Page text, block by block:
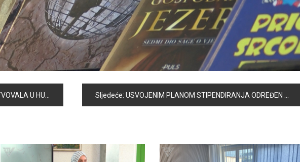
BOSNE ZA DJECU GAZE“ Sljedeće: USVOJENIM PLANOM STIPENDIRANJA ODREĐEN BROJ STIPENDISTA I VISINA IZNOSA OPĆINSKE STIPENDIJE ZA TEKUĆU ŠKOLSKU I AKADEMSKU GODINU